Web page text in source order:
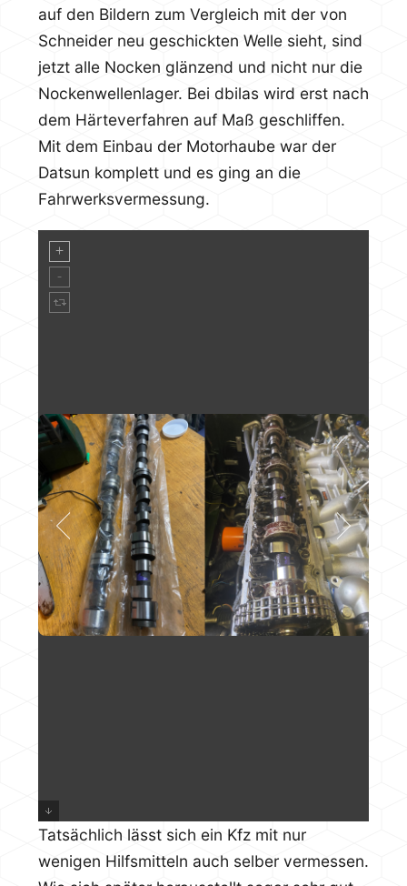
auf den Bildern zum Vergleich mit der von
Schneider neu geschickten Welle sieht, sind
jetzt alle Nocken glänzend und nicht nur die
Nockenwellenlager. Bei dbilas wird erst nach
dem Härteverfahren auf Maß geschliffen.
Mit dem Einbau der Motorhaube war der
Datsun komplett und es ging an die
Fahrwerksvermessung.
Tatsächlich lässt sich ein Kfz mit nur
wenigen Hilfsmitteln auch selber vermessen.